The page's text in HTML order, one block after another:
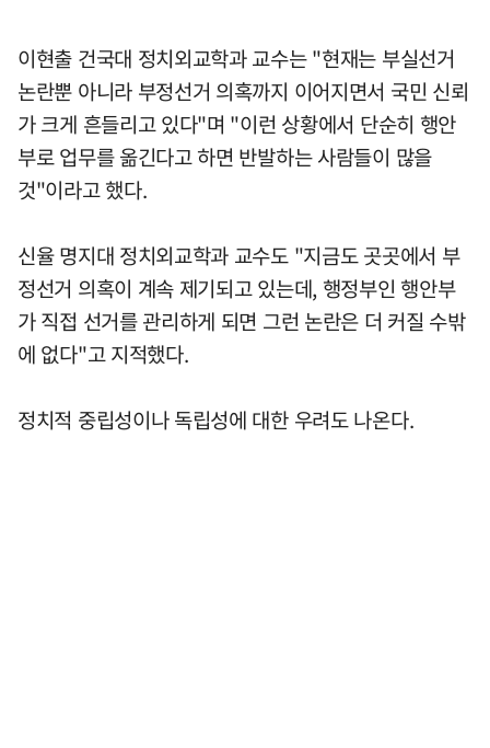
이현출 건국대 정치외교학과 교수는 "현재는 부실선거
논란뿐 아니라 부정선거 의혹까지 이어지면서 국민 신뢰
가 크게 흔들리고 있다"며 "이런 상황에서 단순히 행안
부로 업무를 옮긴다고 하면 반발하는 사람들이 많을
것"이라고 했다.
신율 명지대 정치외교학과 교수도 "지금도 곳곳에서 부
정선거 의혹이 계속 제기되고 있는데, 행정부인 행안부
가 직접 선거를 관리하게 되면 그런 논란은 더 커질 수밖
에 없다"고 지적했다.
정치적 중립성이나 독립성에 대한 우려도 나온다.